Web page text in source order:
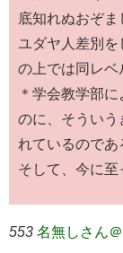
底知れぬおぞま
ユダヤ人差別
の上では同レベ
＊学会教学部
のに、そういう
れているのであ
そして、今に至
553 名無しさん